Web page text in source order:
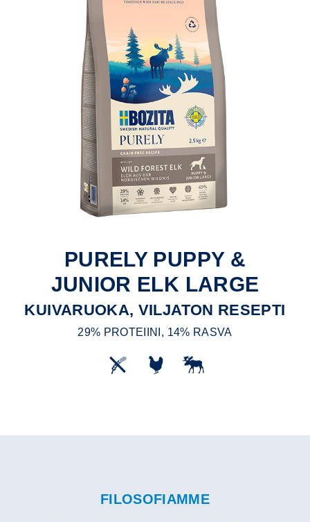
PURELY PUPPY &
JUNIOR ELK LARGE
KUIVARUOKA, VILJATON RESEPTI
29% PROTEIINI, 14% RASVA
FILOSOFIAMME